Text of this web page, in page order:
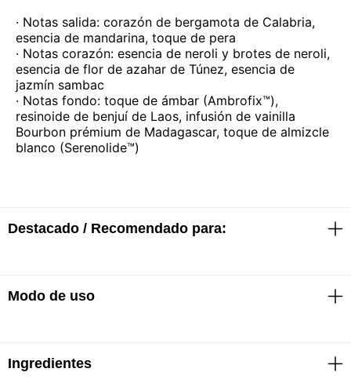
· Notas salida: corazón de bergamota de Calabria,
esencia de mandarina, toque de pera
· Notas corazón: esencia de neroli y brotes de neroli,
esencia de flor de azahar de Túnez, esencia de
jazmín sambac
· Notas fondo: toque de ámbar (Ambrofix™),
resinoide de benjuí de Laos, infusión de vainilla
Bourbon prémium de Madagascar, toque de almizcle
blanco (Serenolide™)
Destacado / Recomendado para:
· EDP
Modo de uso
muñecas, el cuello y detrás de las orejas, para
Ingredientes